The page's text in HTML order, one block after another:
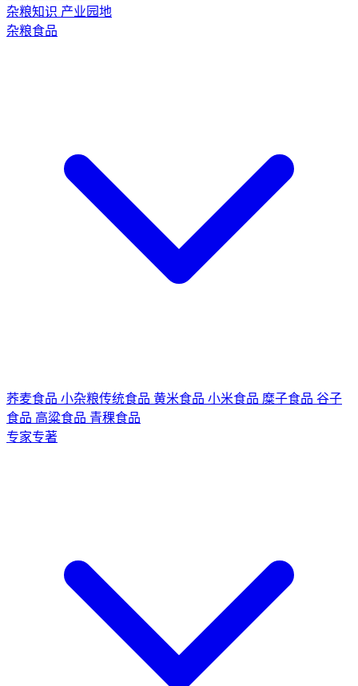
杂粮知识 产业园地
杂粮食品
荞麦食品 小杂粮传统食品 黄米食品 小米食品 糜子食品 谷子
食品 高粱食品 青稞食品
专家专著